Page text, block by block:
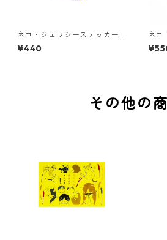
ネコ・ジェラシーステッカー
ちゃとら
¥440
ネコ
ド ゴ
その他の